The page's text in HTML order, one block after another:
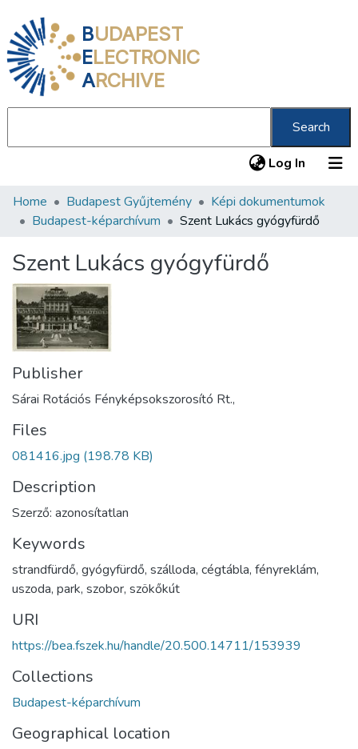
BUDAPEST
ELECTRONIC
ARCHIVE
Search
Log In (current)
Communities & Collections
Statistics
About us
Home Budapest Gyűjtemény
Képi dokumentumok
Budapest-képarchívum
Szent Lukács gyógyfürdő
Szent Lukács gyógyfürdő
Publisher
Sárai Rotációs Fényképsokszorosító Rt.,
Files
081416.jpg (198.78 KB)
Description
Szerző: azonosítatlan
Keywords
strandfürdő, gyógyfürdő, szálloda, cégtábla, fényreklám,
uszoda, park, szobor, szökőkút
URI
https://bea.fszek.hu/handle/20.500.14711/153939
Collections
Budapest-képarchívum
Geographical location